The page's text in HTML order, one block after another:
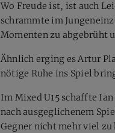
Wo Freude ist, ist auch
schrammte im
Momenten zu abgebrüht
Ähnlich erging es Artur
nötige Ruhe ins Spiel
Im Mixed U15 schaffte
nach ausgeglichenem
Gegner nicht mehr viel